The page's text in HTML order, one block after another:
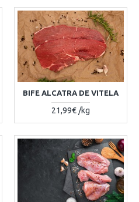
BIFE ALCATRA DE VITELA
21,99€ /kg